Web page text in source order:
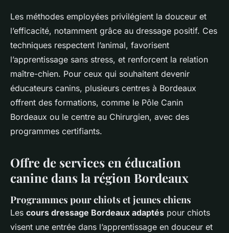
Les méthodes employées privilégient la douceur et
l’efficacité, notamment grâce au dressage positif. Ces
techniques respectent l’animal, favorisent
l’apprentissage sans stress, et renforcent la relation
maître-chien. Pour ceux qui souhaitent devenir
éducateurs canins, plusieurs centres à Bordeaux
offrent des formations, comme le Pôle Canin
Bordeaux ou le centre au Chirurgien, avec des
programmes certifiants.
Offre de services en éducation
canine dans la région Bordeaux
Programmes pour chiots et jeunes chiens
Les cours dressage Bordeaux adaptés pour chiots
visent une entrée dans l’apprentissage en douceur et